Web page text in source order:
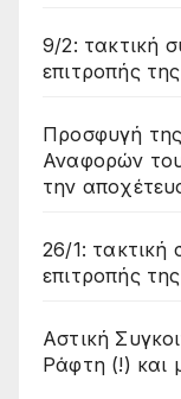
9/2: τακτική
επιτροπής
Προσφυγή
Αναφορών
την
26/1: τακτική
επιτροπής
Αστική
Ράφτη (!) και